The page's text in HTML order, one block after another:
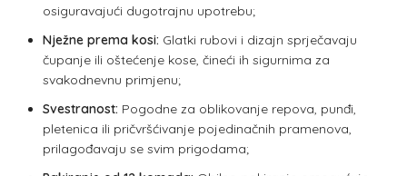
osiguravajući dugotrajnu upotrebu;
Nježne prema kosi: Glatki rubovi i dizajn sprječavaju
čupanje ili oštećenje kose, čineći ih sigurnima za
svakodnevnu primjenu;
Svestranost: Pogodne za oblikovanje repova, punđi,
pletenica ili pričvršćivanje pojedinačnih pramenova,
prilagođavaju se svim prigodama;